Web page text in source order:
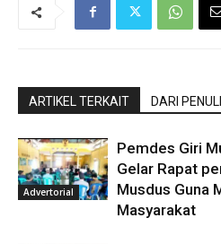
ARTIKEL TERKAIT DARI
Advertorial
Pemdes Giri
Gelar Rapat
Musdus Guna
Masyarakat